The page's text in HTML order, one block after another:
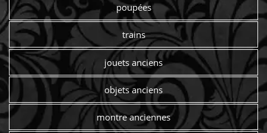
poupées
trains
jouets anciens
objets anciens
montre anciennes